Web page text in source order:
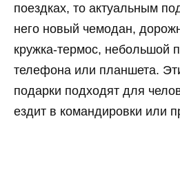
поездках, то актуальным
него новый чемодан,
кружка-термос, небольшой
телефона или планшета.
подарки подходят для
ездит в командировки или